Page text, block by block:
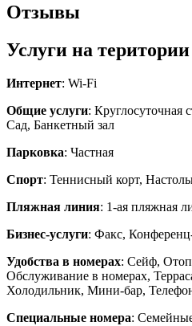
Отзывы
Услуги на
Интернет: Wi-Fi
Общие услуги: Круглосуточная
Сад, Банкетный зал
Парковка: Частная
Спорт: Теннисный корт,
Пляжная линия: 1-ая пляжная
Бизнес-услуги: Факс,
Удобства в номерах: Сейф,
Обслуживание в номерах,
Холодильник, Мини-бар,
Специальные номера: